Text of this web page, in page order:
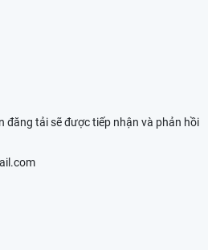
đăng tải sẽ được tiếp nhận và phản hồi